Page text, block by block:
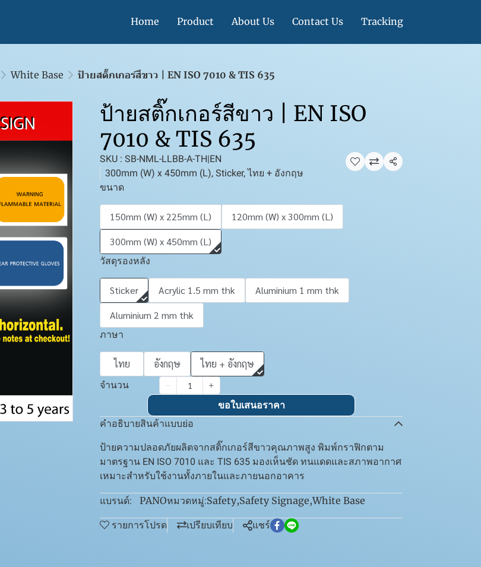
Home Product About Us Contact Us Tracking
White Base ป้ายสติ๊กเกอร์สีขาว | EN ISO 7010 & TIS 635
ป้ายสติ๊กเกอร์สีขาว | EN ISO
7010 & TIS 635
SKU : SB-NML-LLBB-A-TH|EN
300mm (W) x 450mm (L), Sticker, ไทย + อังกฤษ
แชร์
ขนาด
150mm (W) x 225mm (L)
120mm (W) x 300mm (L)
300mm (W) x 450mm (L)
วัสดุรองหลัง
Sticker Acrylic 1.5 mm thk
Aluminium 1 mm thk
Aluminium 2 mm thk
ภาษา
ไทย อังกฤษ ไทย + อังกฤษ
จำนวน
ขอใบเสนอราคา
คำอธิบายสินค้าแบบย่อ
ป้ายความปลอดภัยผลิตจากสติ๊กเกอร์สีขาวคุณภาพสูง พิมพ์กราฟิกตาม
มาตรฐาน EN ISO 7010 และ TIS 635 มองเห็นชัด ทนแดดและสภาพอากาศ
เหมาะสำหรับใช้งานทั้งภายในและภายนอกอาคาร
แบรนด์: PANOหมวดหมู่:Safety,Safety Signage,White Base
รายการโปรด เปรียบเทียบ แชร์